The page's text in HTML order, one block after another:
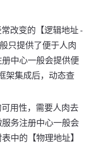
改变的【逻辑地址 -
只提供了便于人肉
中心一般会提供便
架集成后，动态查
用性，需要人肉去
务注册中心一般会
中的【物理地址】